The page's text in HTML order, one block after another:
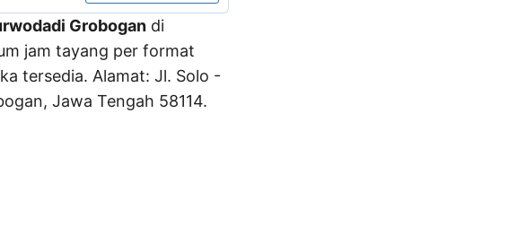
Grobogan di
jam tayang per format
tersedia. Alamat: Jl. Solo -
Jawa Tengah 58114.